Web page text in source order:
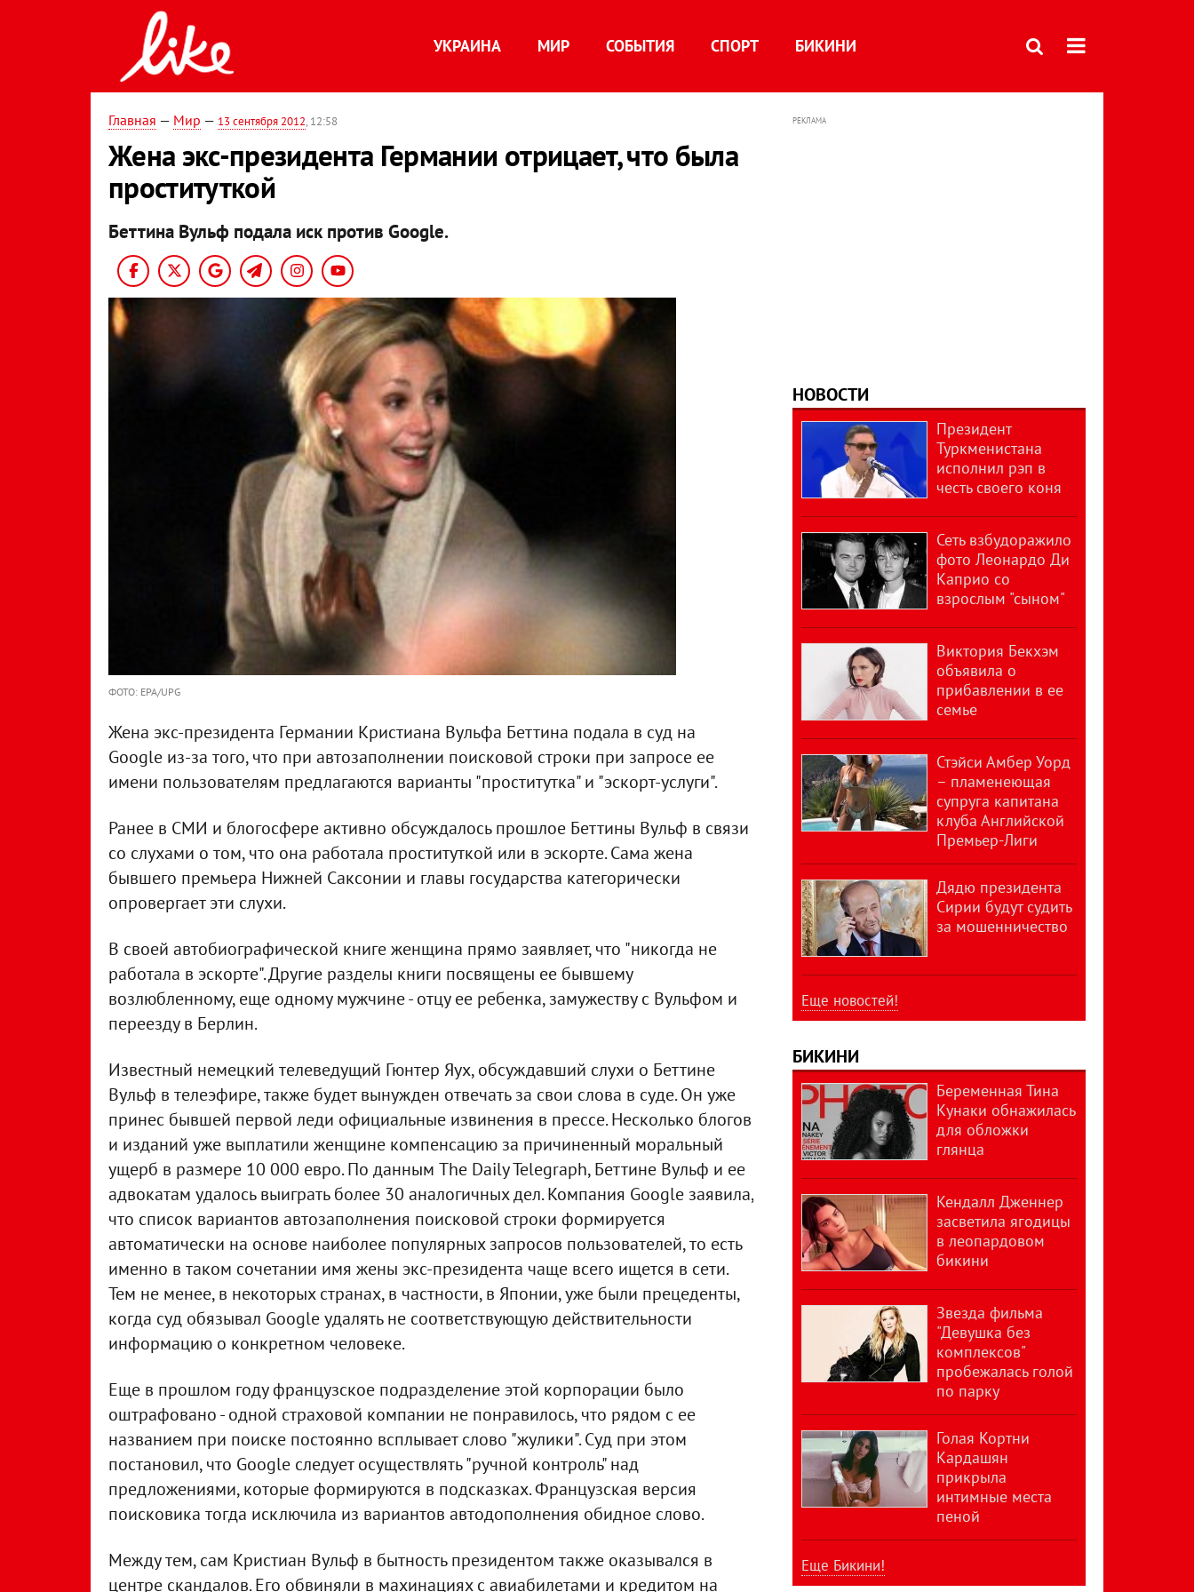
УКРАИНА МИР СОБЫТИЯ СПОРТ БИКИНИ
Главная — Мир — 13 сентября 2012, 12:58
Жена экс-президента Германии отрицает, что была
проституткой
Беттина Вульф подала иск против Google.
ФОТО: EPA/UPG
Жена экс-президента Германии Кристиана Вульфа Беттина подала в суд на
Google из-за того, что при автозаполнении поисковой строки при запросе ее
имени пользователям предлагаются варианты "проститутка" и "эскорт-услуги".
Ранее в СМИ и блогосфере активно обсуждалось прошлое Беттины Вульф в связи
со слухами о том, что она работала проституткой или в эскорте. Сама жена
бывшего премьера Нижней Саксонии и главы государства категорически
опровергает эти слухи.
В своей автобиографической книге женщина прямо заявляет, что "никогда не
работала в эскорте". Другие разделы книги посвящены ее бывшему
возлюбленному, еще одному мужчине - отцу ее ребенка, замужеству с Вульфом и
переезду в Берлин.
Известный немецкий телеведущий Гюнтер Яух, обсуждавший слухи о Беттине
Вульф в телеэфире, также будет вынужден отвечать за свои слова в суде. Он уже
принес бывшей первой леди официальные извинения в прессе. Несколько блогов
и изданий уже выплатили женщине компенсацию за причиненный моральный
ущерб в размере 10 000 евро. По данным The Daily Telegraph, Беттине Вульф и ее
адвокатам удалось выиграть более 30 аналогичных дел. Компания Google заявила,
что список вариантов автозаполнения поисковой строки формируется
автоматически на основе наиболее популярных запросов пользователей, то есть
именно в таком сочетании имя жены экс-президента чаще всего ищется в сети.
Тем не менее, в некоторых странах, в частности, в Японии, уже были прецеденты,
когда суд обязывал Google удалять не соответствующую действительности
информацию о конкретном человеке.
Еще в прошлом году французское подразделение этой корпорации было
оштрафовано - одной страховой компании не понравилось, что рядом с ее
названием при поиске постоянно всплывает слово "жулики". Суд при этом
постановил, что Google следует осуществлять "ручной контроль" над
предложениями, которые формируются в подсказках. Французская версия
поисковика тогда исключила из вариантов автодополнения обидное слово.
Между тем, сам Кристиан Вульф в бытность президентом также оказывался в
центре скандалов. Его обвиняли в махинациях с авиабилетами и кредитом на
РЕКЛАМА
НОВОСТИ
Президент
Туркменистана
исполнил рэп в
честь своего коня
Сеть взбудоражило
фото Леонардо Ди
Каприо со
взрослым "сыном"
Виктория Бекхэм
объявила о
прибавлении в ее
семье
Стэйси Амбер Уорд
– пламенеющая
супруга капитана
клуба Английской
Премьер-Лиги
Дядю президента
Сирии будут судить
за мошенничество
Еще новостей!
БИКИНИ
Беременная Тина
Кунаки обнажилась
для обложки
глянца
Кендалл Дженнер
засветила ягодицы
в леопардовом
бикини
Звезда фильма
"Девушка без
комплексов"
пробежалась голой
по парку
Голая Кортни
Кардашян
прикрыла
интимные места
пеной
Еще Бикини!